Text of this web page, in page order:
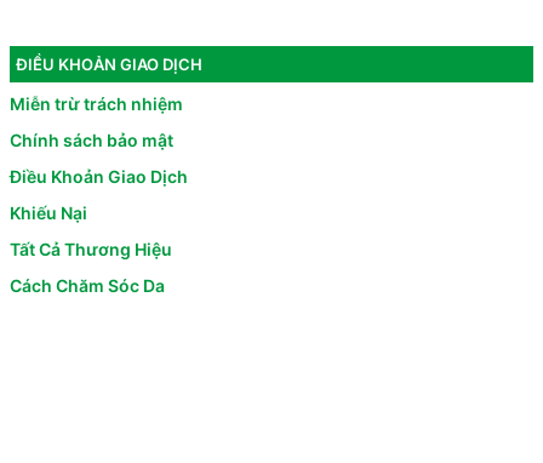
ĐIỀU KHOẢN GIAO DỊCH
Miễn trừ trách nhiệm
Chính sách bảo mật
Điều Khoản Giao Dịch
Khiếu Nại
Tất Cả Thương Hiệu
Cách Chăm Sóc Da